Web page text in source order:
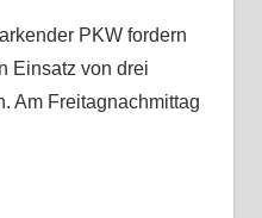
PKW fordern
Einsatz von drei
Am Freitagnachmittag